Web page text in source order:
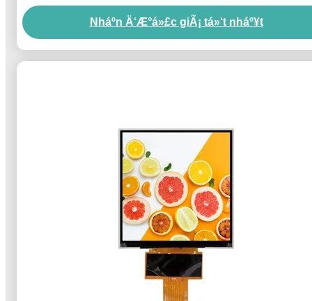
Nháº­n Ä‘Æ°á»£c giÃ¡ tá»‘t nháº¥t